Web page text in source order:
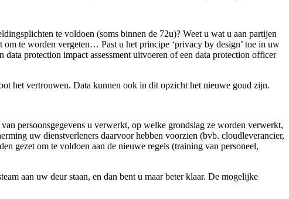
te voldoen (soms binnen de 72u)? Weet u wat u aan partijen
om te worden vergeten… Past u het principe ‘privacy by design’ toe in uw
protection impact assessment uitvoeren of een data protection officer
het vertrouwen. Data kunnen ook in dit opzicht het nieuwe goud zijn.
persoonsgegevens u verwerkt, op welke grondslag ze worden verwerkt,
uw dienstverleners daarvoor hebben voorzien (bvb. cloudleverancier,
gezet om te voldoen aan de nieuwe regels (training van personeel,
aan uw deur staan, en dan bent u maar beter klaar. De mogelijke